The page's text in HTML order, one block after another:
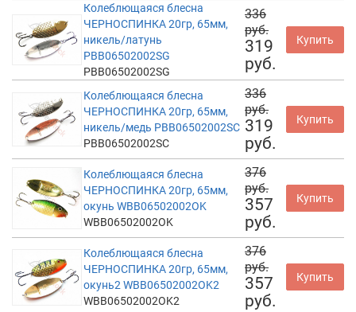
Колеблющаяся блесна
ЧЕРНОСПИНКА 20гр, 65мм,
никель/латунь
PBB06502002SG
PBB06502002SG
336
руб.
319
руб.
Купить
Колеблющаяся блесна
ЧЕРНОСПИНКА 20гр, 65мм,
никель/медь PBB06502002SC
PBB06502002SC
336
руб.
319
руб.
Купить
Колеблющаяся блесна
ЧЕРНОСПИНКА 20гр, 65мм,
окунь WBB06502002OK
WBB06502002OK
376
руб.
357
руб.
Купить
Колеблющаяся блесна
ЧЕРНОСПИНКА 20гр, 65мм,
окунь2 WBB06502002OK2
WBB06502002OK2
376
руб.
357
руб.
Купить